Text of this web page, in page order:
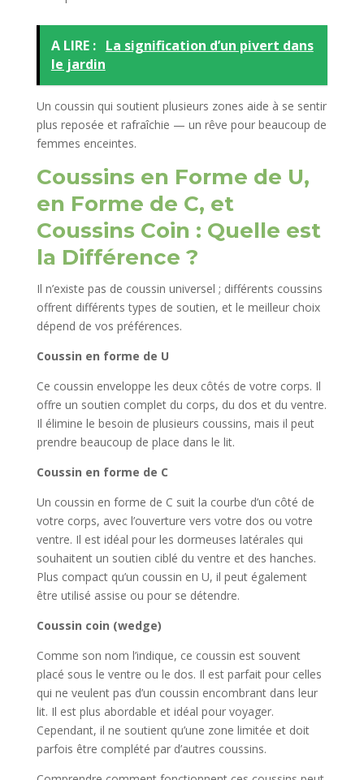
A LIRE : La signification d’un pivert dans
le jardin
Un coussin qui soutient plusieurs zones aide à se sentir
plus reposée et rafraîchie — un rêve pour beaucoup de
femmes enceintes.
Coussins en Forme de U,
en Forme de C, et
Coussins Coin : Quelle est
la Différence ?
Il n’existe pas de coussin universel ; différents coussins
offrent différents types de soutien, et le meilleur choix
dépend de vos préférences.
Coussin en forme de U
Ce coussin enveloppe les deux côtés de votre corps. Il
offre un soutien complet du corps, du dos et du ventre.
Il élimine le besoin de plusieurs coussins, mais il peut
prendre beaucoup de place dans le lit.
Coussin en forme de C
Un coussin en forme de C suit la courbe d’un côté de
votre corps, avec l’ouverture vers votre dos ou votre
ventre. Il est idéal pour les dormeuses latérales qui
souhaitent un soutien ciblé du ventre et des hanches.
Plus compact qu’un coussin en U, il peut également
être utilisé assise ou pour se détendre.
Coussin coin (wedge)
Comme son nom l’indique, ce coussin est souvent
placé sous le ventre ou le dos. Il est parfait pour celles
qui ne veulent pas d’un coussin encombrant dans leur
lit. Il est plus abordable et idéal pour voyager.
Cependant, il ne soutient qu’une zone limitée et doit
parfois être complété par d’autres coussins.